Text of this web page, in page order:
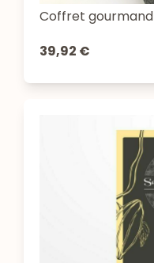
Coffret gourmand
39,92 €